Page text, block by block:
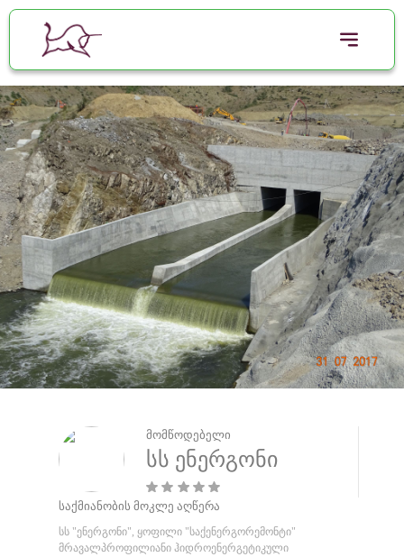
მომწოდებელი
სს ენერგონი
საქმიანობის მოკლე აღწერა
სს "ენერგონი", ყოფილი "საქენერგორემონტი"
მრავალპროფილიანი ჰიდროენერგეტიკული